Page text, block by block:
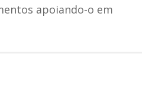
apoiando-o em